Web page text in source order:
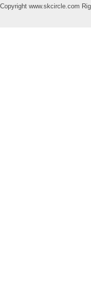
Copyright www.skcircle.com